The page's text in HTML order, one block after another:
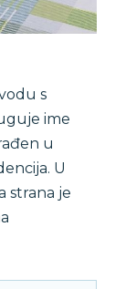
s
ime
u
U
strana je